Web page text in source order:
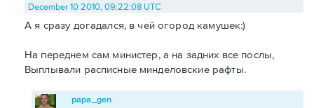
December 10 2010, 09:22:08 UTC
А я сразу догадался, в чей огород камушек:)
На переднем сам министер, а на задних все послы,
Выплывали расписные минделовские рафты.
papa_gen